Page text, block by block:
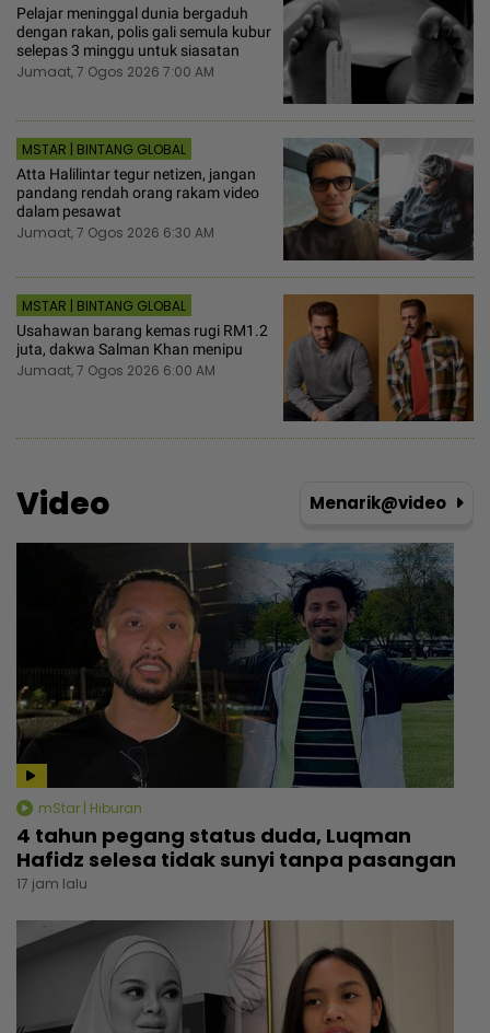
Pelajar meninggal dunia bergaduh
dengan rakan, polis gali semula kubur
selepas 3 minggu untuk siasatan
Jumaat, 7 Ogos 2026 7:00 AM
MSTAR | BINTANG GLOBAL
Atta Halilintar tegur netizen, jangan
pandang rendah orang rakam video
dalam pesawat
Jumaat, 7 Ogos 2026 6:30 AM
MSTAR | BINTANG GLOBAL
Usahawan barang kemas rugi RM1.2
juta, dakwa Salman Khan menipu
Jumaat, 7 Ogos 2026 6:00 AM
Video Menarik@video
mStar | Hiburan
4 tahun pegang status duda, Luqman
Hafidz selesa tidak sunyi tanpa pasangan
17 jam lalu